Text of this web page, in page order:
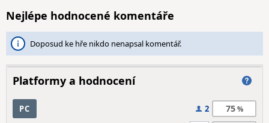
Nejlépe hodnocené komentáře
Doposud ke hře nikdo nenapsal komentář.
Platformy a hodnocení
PC 2 75